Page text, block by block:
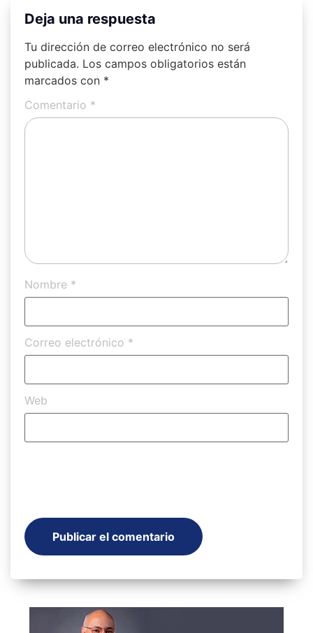
Deja una respuesta
Tu dirección de correo electrónico no será
publicada. Los campos obligatorios están
marcados con *
Comentario *
Nombre *
Correo electrónico *
Web